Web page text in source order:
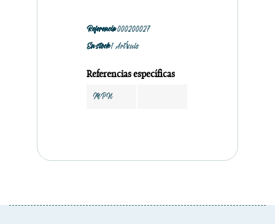
Referencia000200027
En stock1 Artículo
Referencias específicas
MPN